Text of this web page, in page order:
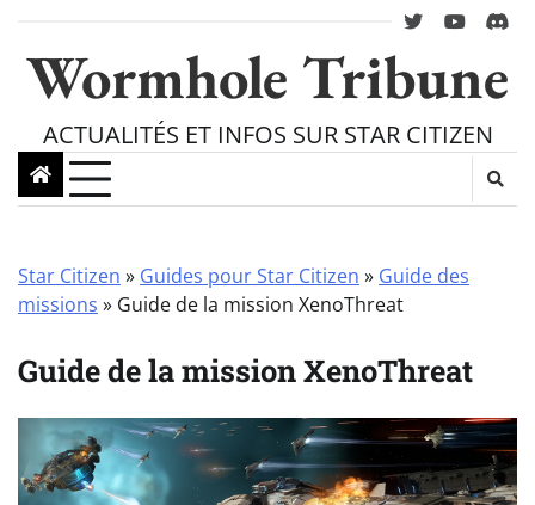
content
twitteryoutube
Wormhole Tribune
ACTUALITÉS ET INFOS SUR STAR CITIZEN
Star Citizen » Guides pour Star Citizen » Guide des
missions » Guide de la mission XenoThreat
Guide de la mission XenoThreat